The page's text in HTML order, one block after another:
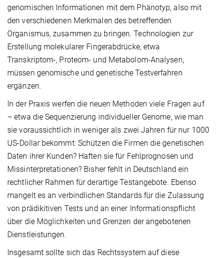
genomischen Informationen mit dem Phänotyp, also mit
den verschiedenen Merkmalen des betreffenden
Organismus, zusammen zu bringen. Technologien zur
Erstellung molekularer Fingerabdrücke, etwa
Transkriptom-, Proteom- und Metabolom-Analysen,
müssen genomische und genetische Testverfahren
ergänzen.
In der Praxis werfen die neuen Methoden viele Fragen auf
– etwa die Sequenzierung individueller Genome, wie man
sie voraussichtlich in weniger als zwei Jahren für nur 1000
US-Dollar bekommt: Schützen die Firmen die genetischen
Daten ihrer Kunden? Haften sie für Fehlprognosen und
Missinterpretationen? Bisher fehlt in Deutschland ein
rechtlicher Rahmen für derartige Testangebote. Ebenso
mangelt es an verbindlichen Standards für die Zulassung
von prädikitiven Tests und an einer Informationspflicht
über die Möglichkeiten und Grenzen der angebotenen
Dienstleistungen.
Insgesamt sollte sich das Rechtssystem auf diese